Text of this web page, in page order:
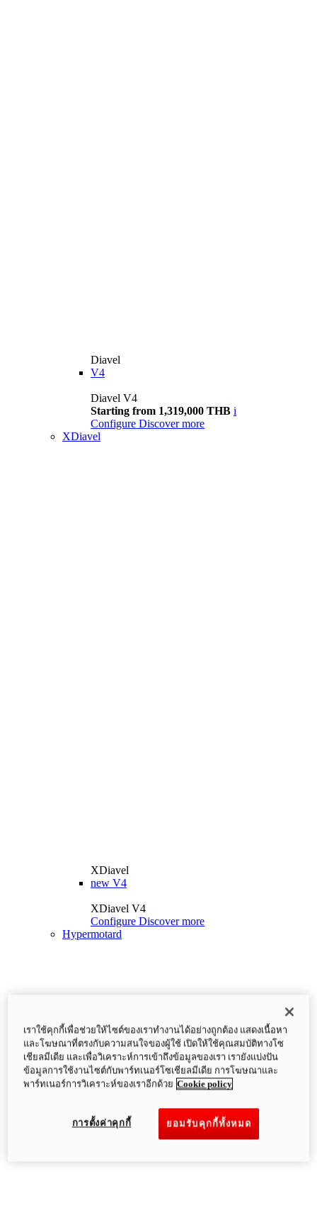
Diavel
V4
Diavel V4
Starting from 1,319,000 THB i
Configure Discover more
XDiavel
XDiavel
new V4
XDiavel V4
Configure Discover more
Hypermotard
เราใช้คุกกี้เพื่อช่วยให้ไซต์ของเราทำงานได้อย่างถูกต้อง แสดงเนื้อหา
และโฆษณาที่ตรงกับความสนใจของผู้ใช้ เปิดให้ใช้คุณสมบัติทางโซ
เชียลมีเดีย และเพื่อวิเคราะห์การเข้าถึงข้อมูลของเรา เรายังแบ่งปัน
ข้อมูลการใช้งานไซต์กับพาร์ทเนอร์โซเชียลมีเดีย การโฆษณาและ
พาร์ทเนอร์การวิเคราะห์ของเราอีกด้วย Cookie policy
ยอมรับคุกกี้ทั้งหมด
การตั้งค่าคุกกี้